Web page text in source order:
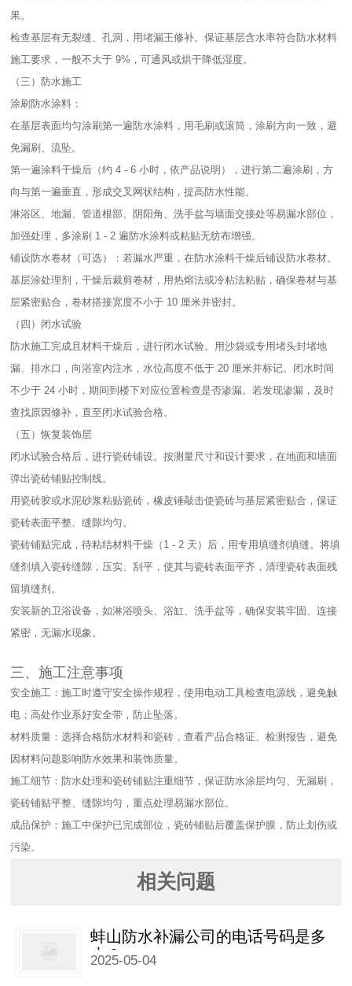
果。​
检查基层有无裂缝、孔洞，用堵漏王修补。保证基层含水率符合防水材料
施工要求，一般不大于 9%，可通风或烘干降低湿度。​
（三）防水施工​
涂刷防水涂料：​
在基层表面均匀涂刷第一遍防水涂料，用毛刷或滚筒，涂刷方向一致，避
免漏刷、流坠。​
第一遍涂料干燥后（约 4 - 6 小时，依产品说明），进行第二遍涂刷，方
向与第一遍垂直，形成交叉网状结构，提高防水性能。​
淋浴区、地漏、管道根部、阴阳角、洗手盆与墙面交接处等易漏水部位，
加强处理，多涂刷 1 - 2 遍防水涂料或粘贴无纺布增强。​
铺设防水卷材（可选）：若漏水严重，在防水涂料干燥后铺设防水卷材。
基层涂处理剂，干燥后裁剪卷材，用热熔法或冷粘法粘贴，确保卷材与基
层紧密贴合，卷材搭接宽度不小于 10 厘米并密封。​
（四）闭水试验​
防水施工完成且材料干燥后，进行闭水试验。用沙袋或专用堵头封堵地
漏、排水口，向浴室内注水，水位高度不低于 20 厘米并标记。闭水时间
不少于 24 小时，期间到楼下对应位置检查是否渗漏。若发现渗漏，及时
查找原因修补，直至闭水试验合格。​
（五）恢复装饰层​
闭水试验合格后，进行瓷砖铺设。按测量尺寸和设计要求，在地面和墙面
弹出瓷砖铺贴控制线。​
用瓷砖胶或水泥砂浆粘贴瓷砖，橡皮锤敲击使瓷砖与基层紧密贴合，保证
瓷砖表面平整、缝隙均匀。​
瓷砖铺贴完成，待粘结材料干燥（1 - 2 天）后，用专用填缝剂填缝。将填
缝剂填入瓷砖缝隙，压实、刮平，使其与瓷砖表面平齐，清理瓷砖表面残
留填缝剂。​
安装新的卫浴设备，如淋浴喷头、浴缸、洗手盆等，确保安装牢固、连接
紧密，无漏水现象。​
三、施工注意事项​
安全施工：施工时遵守安全操作规程，使用电动工具检查电源线，避免触
电；高处作业系好安全带，防止坠落。​
材料质量：选择合格防水材料和瓷砖，查看产品合格证、检测报告，避免
因材料问题影响防水效果和装饰质量。​
施工细节：防水处理和瓷砖铺贴注重细节，保证防水涂层均匀、无漏刷，
瓷砖铺贴平整、缝隙均匀，重点处理易漏水部位。​
成品保护：施工中保护已完成部位，瓷砖铺贴后覆盖保护膜，防止划伤或
污染。
相关问题
蚌山防水补漏公司的电话号码是多
少？
2025-05-04